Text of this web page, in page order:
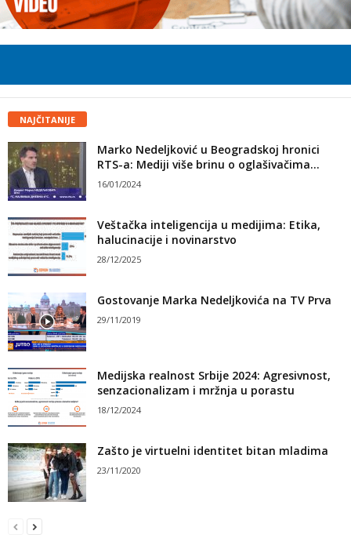
NAJČITANIJE
Marko Nedeljković u Beogradskoj hronici
RTS-a: Mediji više brinu o oglašivačima...
16/01/2024
Veštačka inteligencija u medijima: Etika,
halucinacije i novinarstvo
28/12/2025
Gostovanje Marka Nedeljkovića na TV Prva
29/11/2019
Medijska realnost Srbije 2024: Agresivnost,
senzacionalizam i mržnja u porastu
18/12/2024
Zašto je virtuelni identitet bitan mladima
23/11/2020